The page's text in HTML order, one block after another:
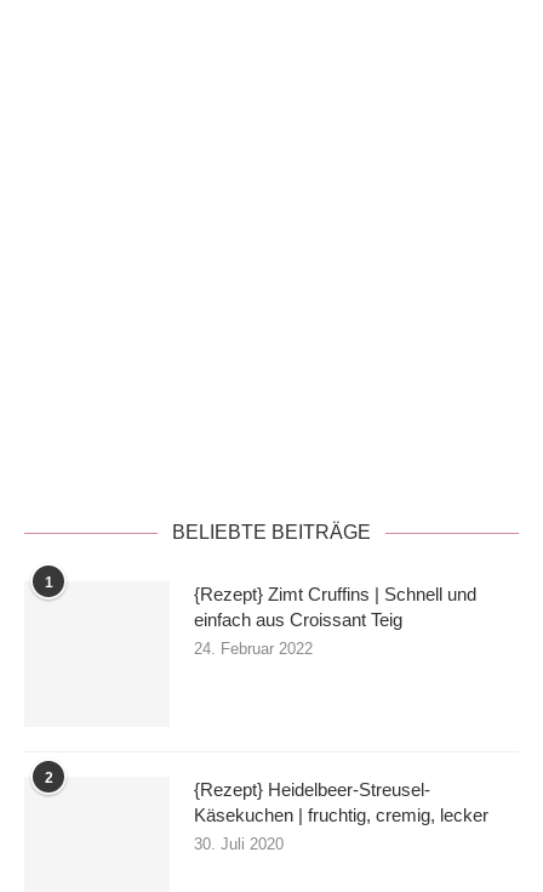
BELIEBTE BEITRÄGE
1
{Rezept} Zimt Cruffins | Schnell und
einfach aus Croissant Teig
24. Februar 2022
2
{Rezept} Heidelbeer-Streusel-
Käsekuchen | fruchtig, cremig, lecker
30. Juli 2020